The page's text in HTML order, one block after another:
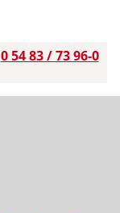
0 54 83 / 73 96-0